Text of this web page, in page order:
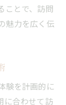
ことで、訪問
魅力を広く伝
験を計画的に
に合わせて訪